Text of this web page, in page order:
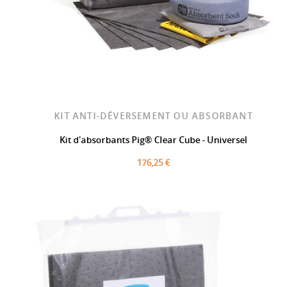
KIT ANTI-DÉVERSEMENT OU ABSORBANT
Kit d'absorbants Pig® Clear Cube - Universel
176,25 €